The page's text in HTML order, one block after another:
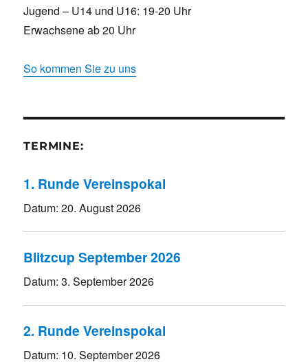
Jugend – U14 und U16: 19-20 Uhr
Erwachsene ab 20 Uhr
So kommen Sie zu uns
TERMINE:
1. Runde Vereinspokal
Datum:20. August 2026
Blitzcup September 2026
Datum:3. September 2026
2. Runde Vereinspokal
Datum: 10. September 2026